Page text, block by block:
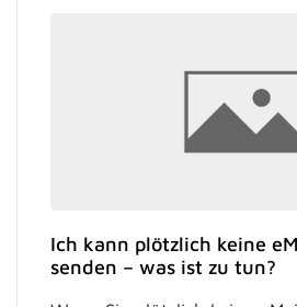
Ich kann plötzlich keine
senden – was ist zu tun?